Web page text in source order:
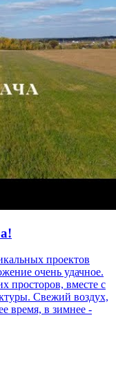
проектов
очень удачное.
просторов, вместе с
Свежий воздух,
время, в зимнее -